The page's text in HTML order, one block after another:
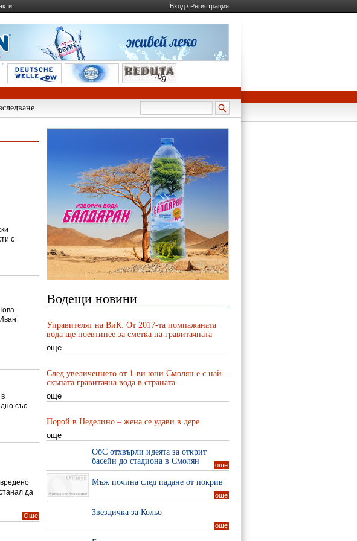
Вход / Регистрация
с
със
да
Още
Водещи новини
Управителят на ВиК: От 2017-та помпажаната
вода ще поевтинее за сметка на гравитачната
още
След увеличението от 1-ви юни Смолян е с най-
скъпата гравитачна вода в страната
още
Порой в Неделино – жена се удави в дере
още
ОбС отхвърли идеята за открит
басейн до стадиона в Смолян
още
Мъж почина след падане от покрив
още
Звездичка за Кольо
още